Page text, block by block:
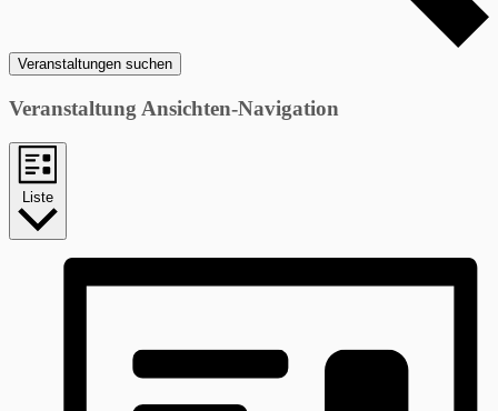
Veranstaltungen suchen
Veranstaltung Ansichten-Navigation
Liste